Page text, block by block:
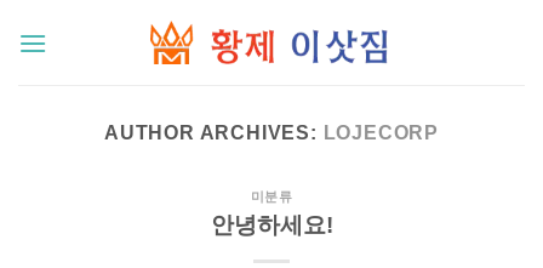
AUTHOR ARCHIVES: LOJECORP
미분류
안녕하세요!